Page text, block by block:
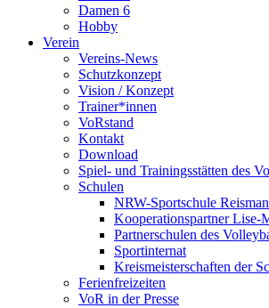
Damen 6
Hobby
Verein
Vereins-News
Schutzkonzept
Vision / Konzept
Trainer*innen
VoRstand
Kontakt
Download
Spiel- und Trainingsstätten des
Schulen
NRW-Sportschule
Kooperationspartner Lise-
Partnerschulen des
Sportinternat
Kreismeisterschaften der
Ferienfreizeiten
VoR in der Presse